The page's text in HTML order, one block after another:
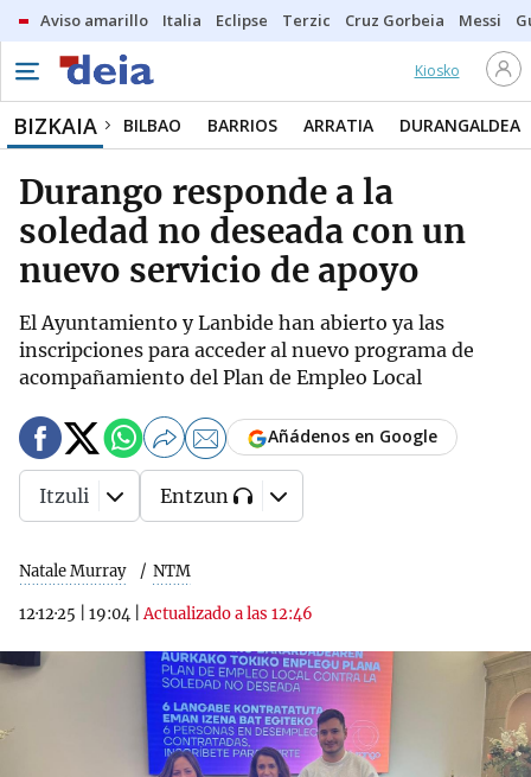
Aviso amarillo Italia Eclipse Terzic Cruz Gorbeia Messi
Kiosko
BIZKAIA BILBAO BARRIOS ARRATIA DURANGALDEA
Durango responde a la
soledad no deseada con un
nuevo servicio de apoyo
El Ayuntamiento y Lanbide han abierto ya las
inscripciones para acceder al nuevo programa de
acompañamiento del Plan de Empleo Local
Natale Murray NTM
12·12·25 19:04 |Actualizado a las 12:46
Añádenos en Google
Itzuli Entzun